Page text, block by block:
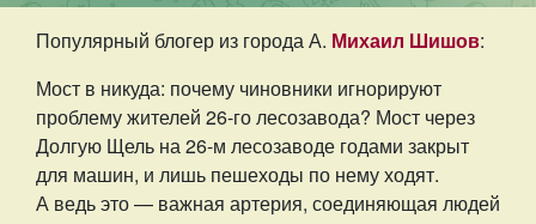
Популярный блогер из города А. Михаил Шишов:
Мост в никуда: почему чиновники игнорируют
проблему жителей 26-го лесозавода? Мост через
Долгую Щель на 26-м лесозаводе годами закрыт
для машин, и лишь пешеходы по нему ходят.
А ведь это — важная артерия, соединяющая людей